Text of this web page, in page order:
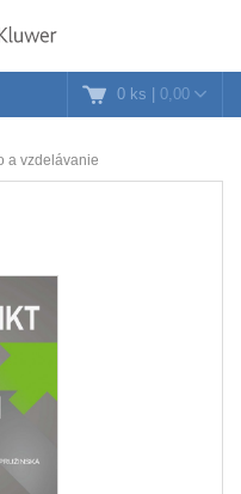
0 ks | 0,00
a vzdelávanie